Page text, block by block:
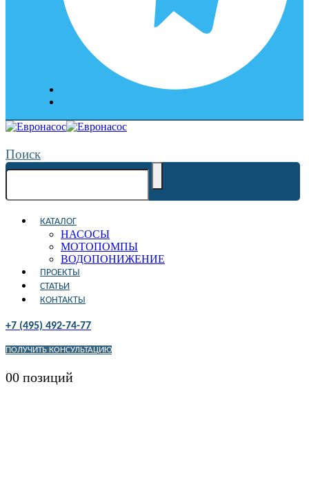
Поиск
КАТАЛОГ
НАСОСЫ
МОТОПОМПЫ
ВОДОПОНИЖЕНИЕ
ПРОЕКТЫ
СТАТЬИ
КОНТАКТЫ
+7 (495) 492-74-77
ПОЛУЧИТЬ КОНСУЛЬТАЦИЮ
00 позиций